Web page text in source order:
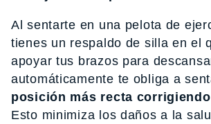
Al sentarte en una pelota de
tienes un respaldo de silla en el
apoyar tus brazos para
automáticamente te obliga a
posición más recta
Esto minimiza los daños a la